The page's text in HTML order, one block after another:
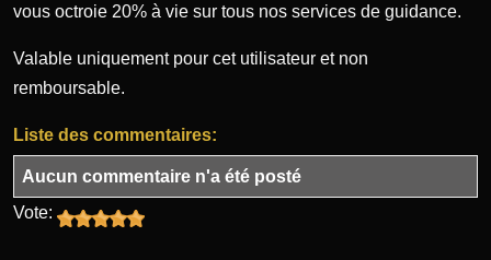
vous octroie 20% à vie sur tous nos services de guidance.
Valable uniquement pour cet utilisateur et non
remboursable.
Liste des commentaires:
Aucun commentaire n'a été posté
Vote: